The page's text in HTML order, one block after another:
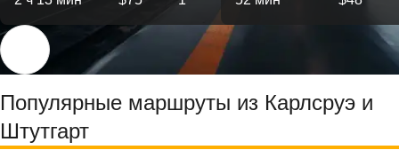
Популярные маршруты из Карлсруэ и
Штутгарт